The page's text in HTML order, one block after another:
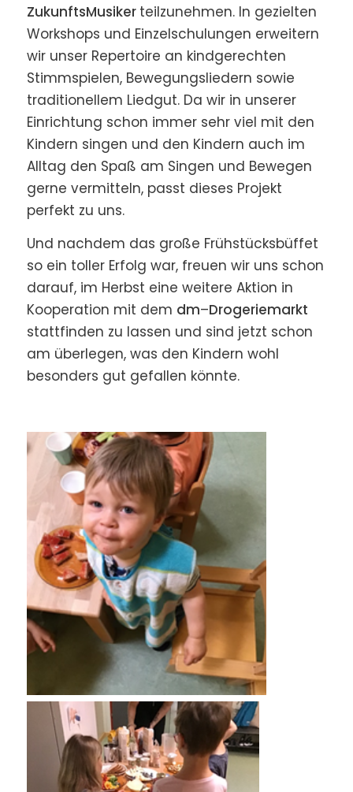
ZukunftsMusiker teilzunehmen. In gezielten
Workshops und Einzelschulungen erweitern
wir unser Repertoire an kindgerechten
Stimmspielen, Bewegungsliedern sowie
traditionellem Liedgut. Da wir in unserer
Einrichtung schon immer sehr viel mit den
Kindern singen und den Kindern auch im
Alltag den Spaß am Singen und Bewegen
gerne vermitteln, passt dieses Projekt
perfekt zu uns.
Und nachdem das große Frühstücksbüffet
so ein toller Erfolg war, freuen wir uns schon
darauf, im Herbst eine weitere Aktion in
Kooperation mit dem dm–Drogeriemarkt
stattfinden zu lassen und sind jetzt schon
am überlegen, was den Kindern wohl
besonders gut gefallen könnte.